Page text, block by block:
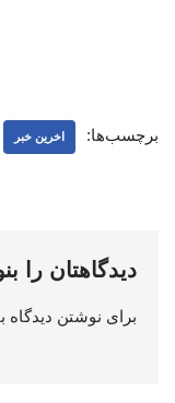
برچسب‌ها: اخرین خبر
دیدگاهتان را
برای نوشتن دیدگاه